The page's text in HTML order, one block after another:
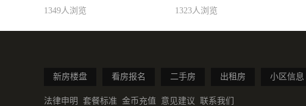
1349人浏览 1323人浏览
新房楼盘 看房报名 二手房 出租房 小区信息
法律申明 套餐标准 金币充值 意见建议 联系我们